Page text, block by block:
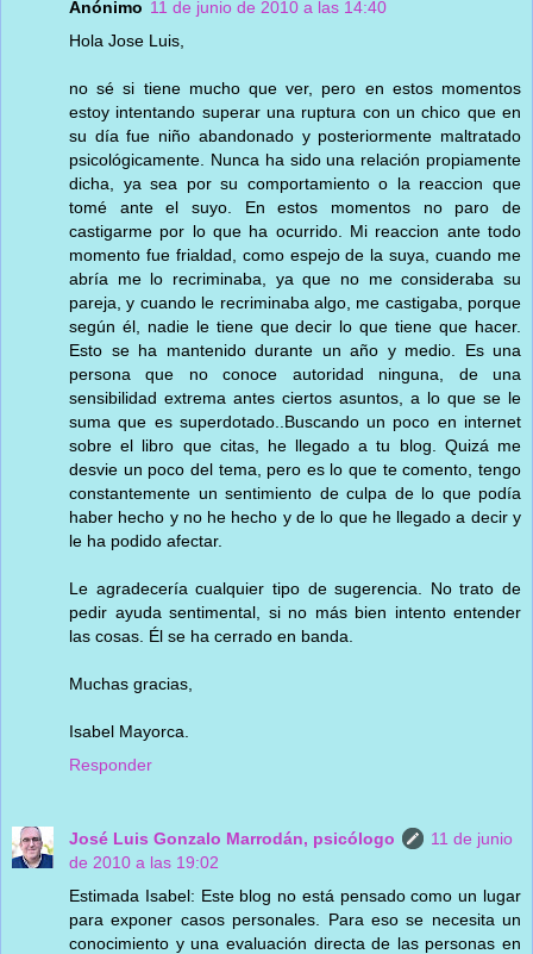
Anónimo 11 de junio de 2010 a las 14:40
Hola Jose Luis,
no sé si tiene mucho que ver, pero en estos momentos
estoy intentando superar una ruptura con un chico que en
su día fue niño abandonado y posteriormente maltratado
psicológicamente. Nunca ha sido una relación propiamente
dicha, ya sea por su comportamiento o la reaccion que
tomé ante el suyo. En estos momentos no paro de
castigarme por lo que ha ocurrido. Mi reaccion ante todo
momento fue frialdad, como espejo de la suya, cuando me
abría me lo recriminaba, ya que no me consideraba su
pareja, y cuando le recriminaba algo, me castigaba, porque
según él, nadie le tiene que decir lo que tiene que hacer.
Esto se ha mantenido durante un año y medio. Es una
persona que no conoce autoridad ninguna, de una
sensibilidad extrema antes ciertos asuntos, a lo que se le
suma que es superdotado..Buscando un poco en internet
sobre el libro que citas, he llegado a tu blog. Quizá me
desvie un poco del tema, pero es lo que te comento, tengo
constantemente un sentimiento de culpa de lo que podía
haber hecho y no he hecho y de lo que he llegado a decir y
le ha podido afectar.
Le agradecería cualquier tipo de sugerencia. No trato de
pedir ayuda sentimental, si no más bien intento entender
las cosas. Él se ha cerrado en banda.
Muchas gracias,
Isabel Mayorca.
Responder
José Luis Gonzalo Marrodán, psicólogo
11 de junio
de 2010 a las 19:02
Estimada Isabel: Este blog no está pensado como un lugar
para exponer casos personales. Para eso se necesita un
conocimiento y una evaluación directa de las personas en